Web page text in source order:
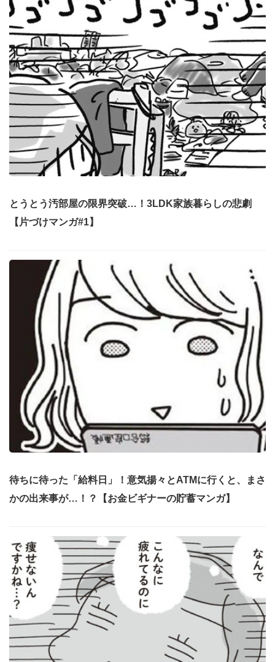
とうとう汚部屋の限界突破…！3LDK家族暮らしの悲劇
【片づけマンガ#1】
待ちに待った「給料日」！意気揚々とATMに行くと、まさ
かの出来事が…！？【お金ビギナーの貯蓄マンガ】